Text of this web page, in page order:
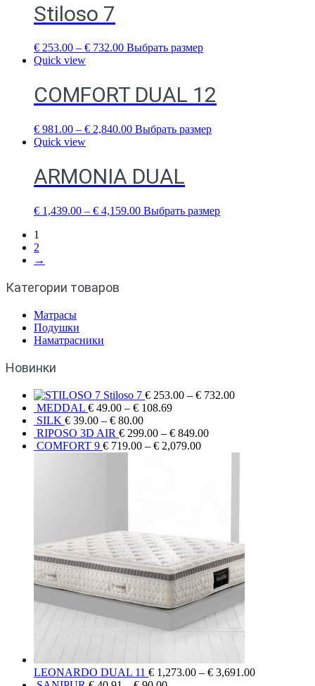
Stiloso 7
€ 253.00 – € 732.00 Выбрать размер
Quick view
COMFORT DUAL 12
€ 981.00 – € 2,840.00 Выбрать размер
Quick view
ARMONIA DUAL
€ 1,439.00 – € 4,159.00 Выбрать размер
1
2
→
Категории товаров
Матрасы
Подушки
Наматрасники
Новинки
Stiloso 7 € 253.00 – € 732.00
MEDDAL € 49.00 – € 108.69
SILK € 39.00 – € 80.00
RIPOSO 3D AIR € 299.00 – € 849.00
COMFORT 9 € 719.00 – € 2,079.00
LEONARDO DUAL 11 € 1,273.00 – € 3,691.00